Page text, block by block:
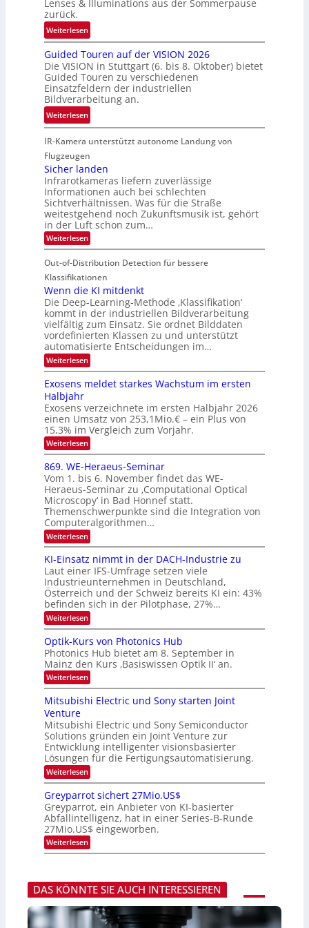
e
c
h
i
k
i
s
c
h
e
n
4
K
-
M
e
m
s
u
n
d
M
a
n
t
i
S
p
e
c
t
r
g
r
e
z
t
e
M
ö
g
l
i
c
h
k
e
i
t
e
Lenses & Illuminations aus der Sommerpause
zurück.
Weiterlesen:
R
ü
c
k
k
e
h
d
e
r
i
n
V
I
S
I
O
N
T
e
c
h
T
a
l
k
Guided Touren auf der VISION 2026
Die VISION in Stuttgart (6. bis 8. Oktober) bietet
Guided Touren zu verschiedenen
Einsatzfeldern der industriellen
Bildverarbeitung an.
Weiterlesen:
G
u
i
d
e
d
T
o
u
r
u
d
e
r
V
S
O
N
2
0
2
6
IR-Kamera unterstützt autonome Landung von
Flugzeugen
Sicher landen
Infrarotkameras liefern zuverlässige
Informationen auch bei schlechten
Sichtverhältnissen. Was für die Straße
weitestgehend noch Zukunftsmusik ist, gehört
in der Luft schon zum…
Weiterlesen:
S
c
h
l
a
n
d
e
n
Out-of-Distribution Detection für bessere
Klassifikationen
Wenn die KI mitdenkt
Die Deep-Learning-Methode ‚Klassifikation‘
kommt in der industriellen Bildverarbeitung
vielfältig zum Einsatz. Sie ordnet Bilddaten
vordefinierten Klassen zu und unterstützt
automatisierte Entscheidungen im…
Weiterlesen:
W
n
d
i
e
K
I
m
i
t
d
e
n
k
t
Exosens meldet starkes Wachstum im ersten
Halbjahr
Exosens verzeichnete im ersten Halbjahr 2026
einen Umsatz von 253,1Mio.€ – ein Plus von
15,3% im Vergleich zum Vorjahr.
Weiterlesen:
E
x
o
s
e
n
s
m
e
l
d
e
t
s
t
a
r
k
e
W
a
c
h
s
u
i
m
e
r
s
t
e
n
H
a
l
b
j
a
869. WE-Heraeus-Seminar
Vom 1. bis 6. November findet das WE-
Heraeus-Seminar zu ‚Computational Optical
Microscopy‘ in Bad Honnef statt.
Themenschwerpunkte sind die Integration von
Computeralgorithmen…
Weiterlesen:
8
9
.
W
E
-
H
e
r
a
e
u
s
-
S
e
n
a
r
KI-Einsatz nimmt in der DACH-Industrie zu
Laut einer IFS-Umfrage setzen viele
Industrieunternehmen in Deutschland,
Österreich und der Schweiz bereits KI ein: 43%
befinden sich in der Pilotphase, 27%…
Weiterlesen:
K
-
E
i
n
s
t
n
m
m
t
i
n
d
e
r
D
A
C
H
d
u
s
Optik-Kurs von Photonics Hub
Photonics Hub bietet am 8. September in
Mainz den Kurs ‚Basiswissen Optik II‘ an.
Weiterlesen:
O
p
t
k
-
K
u
r
s
v
o
n
P
h
o
t
o
c
s
H
u
Mitsubishi Electric und Sony starten Joint
Venture
Mitsubishi Electric und Sony Semiconductor
Solutions gründen ein Joint Venture zur
Entwicklung intelligenter visionsbasierter
Lösungen für die Fertigungsautomatisierung.
Weiterlesen:
M
t
s
u
b
i
s
l
e
c
Greyparrot sichert 27Mio.US$
Greyparrot, ein Anbieter von KI-basierter
Abfallintelligenz, hat in einer Series-B-Runde
27Mio.US$ eingeworben.
Weiterlesen:
G
y
p
a
r
DAS KÖNNTE SIE AUCH INTERESSIEREN